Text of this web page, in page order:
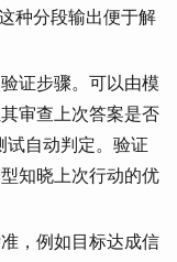
种分段输出便于解
证步骤。可以由模
审查上次答案是否
自动判定。验证
知晓上次行动的优
，例如目标达成信